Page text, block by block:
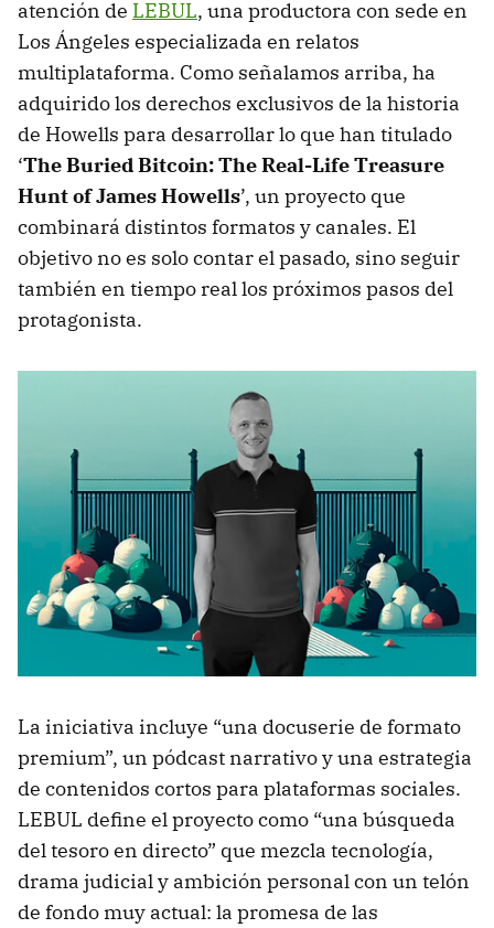
atención de LEBUL, una productora con sede en
Los Ángeles especializada en relatos
multiplataforma. Como señalamos arriba, ha
adquirido los derechos exclusivos de la historia
de Howells para desarrollar lo que han titulado
‘The Buried Bitcoin: The Real-Life Treasure
Hunt of James Howells’, un proyecto que
combinará distintos formatos y canales. El
objetivo no es solo contar el pasado, sino seguir
también en tiempo real los próximos pasos del
protagonista.
La iniciativa incluye “una docuserie de formato
premium”, un pódcast narrativo y una estrategia
de contenidos cortos para plataformas sociales.
LEBUL define el proyecto como “una búsqueda
del tesoro en directo” que mezcla tecnología,
drama judicial y ambición personal con un telón
de fondo muy actual: la promesa de las